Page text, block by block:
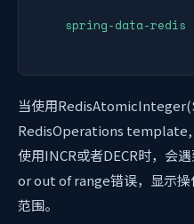
    spring-data-redis
当使用
RedisOperations
使用INCR或者DECR时，会
or out of range错误，显示
范围。